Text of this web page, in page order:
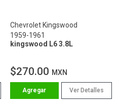
Chevrolet Kingswood
1959-1961
kingswood L6 3.8L
$270.00 MXN
Ver Detalles